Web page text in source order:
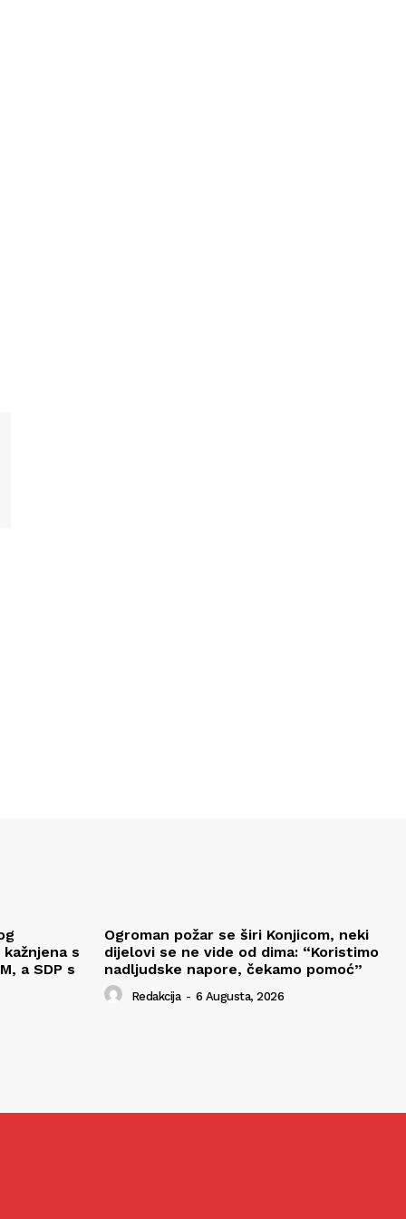
s
a SDP s
Ogroman požar se širi Konjicom, neki
dijelovi se ne vide od dima: “Koristimo
nadljudske napore, čekamo pomoć”
Redakcija - 6 Augusta, 2026